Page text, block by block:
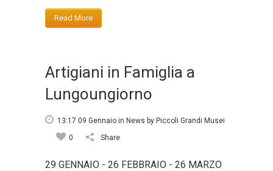
Read More
Artigiani in Famiglia a
Lungoungiorno
13:17 09 Gennaio in News by Piccoli Grandi Musei
0
Share
29 GENNAIO - 26 FEBBRAIO - 26 MARZO